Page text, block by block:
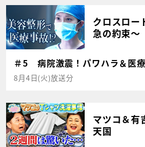
クロスロー
急の約束～
＃5 病院激震！パワハラ＆医
8月4日(火)放送分
マツコ＆有
天国